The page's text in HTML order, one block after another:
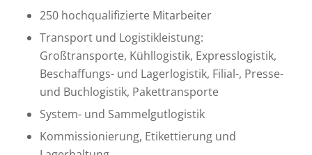
250 hochqualifizierte Mitarbeiter
Transport und Logistikleistung:
Großtransporte, Kühllogistik, Expresslogistik,
Beschaffungs- und Lagerlogistik, Filial-, Presse-
und Buchlogistik, Pakettransporte
System- und Sammelgutlogistik
Kommissionierung, Etikettierung und